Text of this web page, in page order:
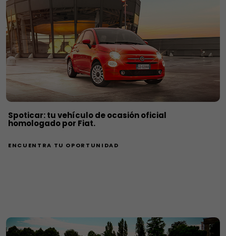
Spoticar: tu vehículo de ocasión oficial
homologado por Fiat.
ENCUENTRA TU OPORTUNIDAD